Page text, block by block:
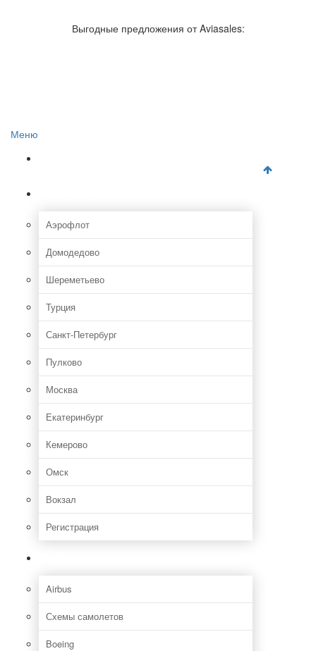
Отзывы об авиакомпаниях
Отзывы об аэропортах
Выгодные предложения от Aviasales:
Меню
Аэрофлот
Домодедово
Шереметьево
Турция
Санкт-Петербург
Пулково
Москва
Екатеринбург
Кемерово
Омск
Вокзал
Регистрация
Airbus
Схемы самолетов
Boeing